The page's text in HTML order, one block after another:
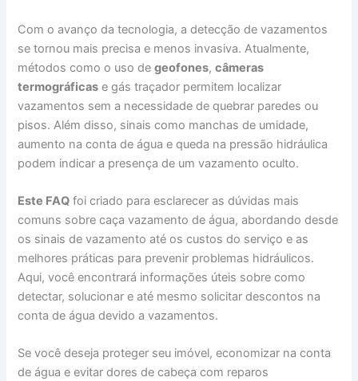
Com o avanço da tecnologia, a detecção de vazamentos
se tornou mais precisa e menos invasiva. Atualmente,
métodos como o uso degeofones,câmeras
termográficas e gás traçador permitem localizar
vazamentos sem a necessidade de quebrar paredes ou
pisos. Além disso, sinais como manchas de umidade,
aumento na conta de água e queda na pressão hidráulica
podem indicar a presença de um vazamento oculto.
Este FAQ foi criado para esclarecer as dúvidas mais
comuns sobre caça vazamento de água, abordando desde
os sinais de vazamento até os custos do serviço e as
melhores práticas para prevenir problemas hidráulicos.
Aqui, você encontrará informações úteis sobre como
detectar, solucionar e até mesmo solicitar descontos na
conta de água devido a vazamentos.
Se você deseja proteger seu imóvel, economizar na conta
de água e evitar dores de cabeça com reparos